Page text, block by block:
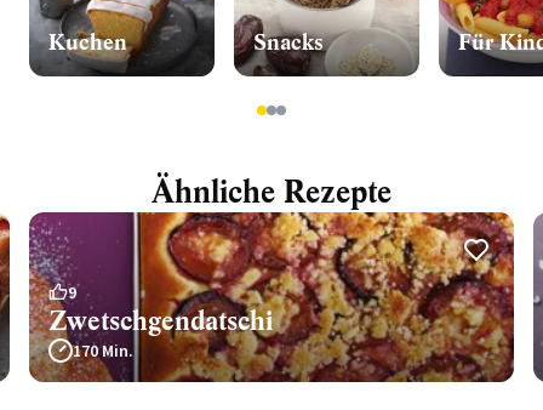
Kuchen Snacks Für
123
Ähnliche Rezepte
9
Zwetschgendatschi
170 Min.